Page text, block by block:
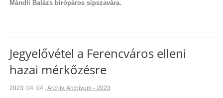
Mándli Balázs bírópáros sípszavára.
Jegyelővétel a Ferencváros elleni
hazai mérkőzésre
2023. 04. 04.,Archív,Archívum - 2023